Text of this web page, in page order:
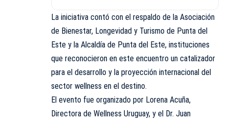
La iniciativa contó con el respaldo de la Asociación
de Bienestar, Longevidad y Turismo de Punta del
Este y la Alcaldía de Punta del Este, instituciones
que reconocieron en este encuentro un catalizador
para el desarrollo y la proyección internacional del
sector wellness en el destino.
El evento fue organizado por Lorena Acuña,
Directora de Wellness Uruguay, y el Dr. Juan